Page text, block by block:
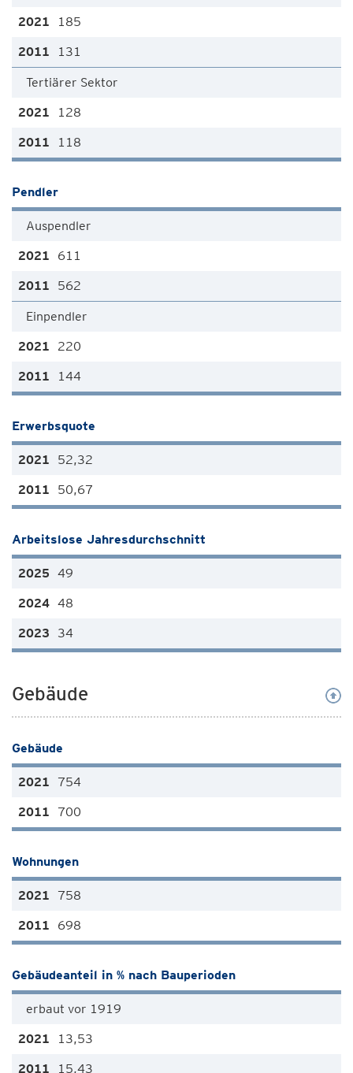
185
131
Tertiärer Sektor
128
118
Pendler
Auspendler
611
562
Einpendler
220
144
Erwerbsquote
52,32
50,67
Arbeitslose Jahresdurchschnitt
49
48
34
Gebäude
Gebäude
754
700
Wohnungen
758
698
Gebäudeanteil in % nach Bauperioden
erbaut vor 1919
13,53
15,43